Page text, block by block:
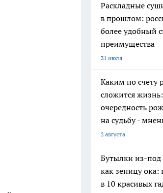
Раскладные
в прошлом:
более удобный
преимущества
31 июля
Каким по счету
сложится
очередность
на судьбу -
2 августа
Бутылки из-под
как зеницу
в 10 красивых